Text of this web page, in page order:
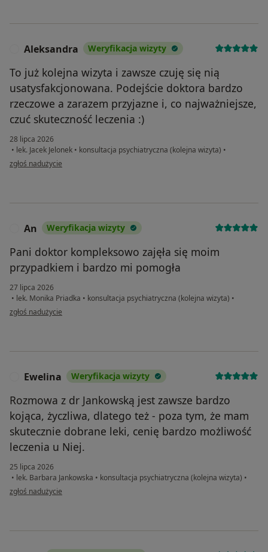
Aleksandra Weryfikacja wizyty
To już kolejna wizyta i zawsze czuję się nią
usatysfakcjonowana. Podejście doktora bardzo
rzeczowe a zarazem przyjazne i, co najważniejsze,
czuć skuteczność leczenia :)
28 lipca 2026
• lek. Jacek Jelonek • konsultacja psychiatryczna (kolejna wizyta) •
w opinii użytkownika Aleksandra
zgłoś nadużycie
An Weryfikacja wizyty
Pani doktor kompleksowo zajęła się moim
przypadkiem i bardzo mi pomogła
27 lipca 2026
• lek. Monika Priadka • konsultacja psychiatryczna (kolejna wizyta) •
w opinii użytkownika An
zgłoś nadużycie
Ewelina Weryfikacja wizyty
Rozmowa z dr Jankowską jest zawsze bardzo
kojąca, życzliwa, dlatego też - poza tym, że mam
skutecznie dobrane leki, cenię bardzo możliwość
leczenia u Niej.
25 lipca 2026
• lek. Barbara Jankowska • konsultacja psychiatryczna (kolejna wizyta) •
w opinii użytkownika Ewelina
zgłoś nadużycie